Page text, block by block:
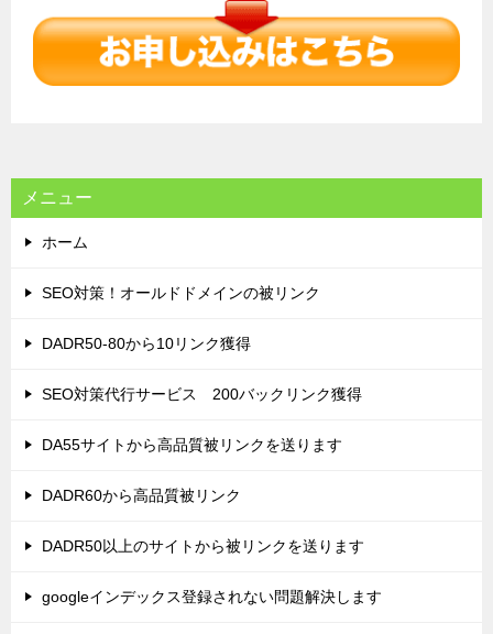
メニュー
ホーム
SEO対策！オールドドメインの被リンク
DADR50-80から10リンク獲得
SEO対策代行サービス 200バックリンク獲得
DA55サイトから高品質被リンクを送ります
DADR60から高品質被リンク
DADR50以上のサイトから被リンクを送ります
googleインデックス登録されない問題解決します